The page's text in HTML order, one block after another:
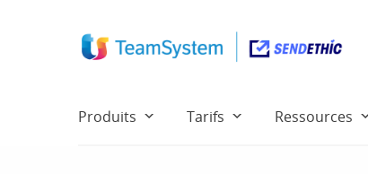
Produits Tarifs Ressources